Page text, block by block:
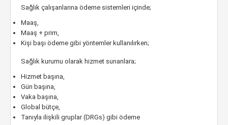
Sağlık çalışanlarına ödeme sistemleri içinde;
Maaş,
Maaş + prim,
Kişi başı ödeme gibi yöntemler kullanılırken;
Sağlık kurumu olarak hizmet sunanlara;
Hizmet başına,
Gün başına,
Vaka başına,
Global bütçe,
Tanıyla ilişkili gruplar (DRGs) gibi ödeme